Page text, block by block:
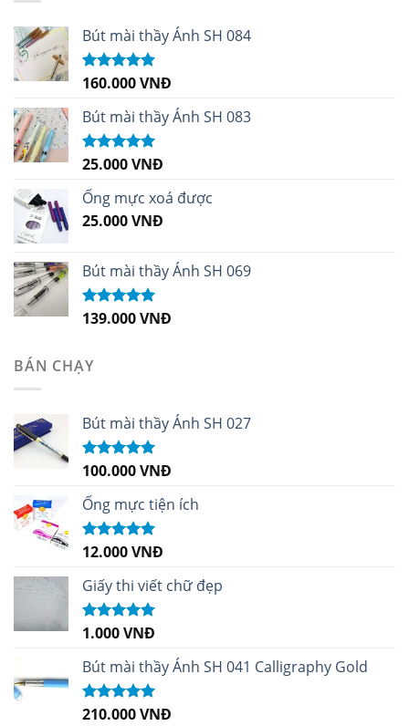
Bút mài thầy Ánh SH 084
Được xếp
sao
160.000VNĐ
Bút mài thầy Ánh SH 083
Được xếp
sao
25.000VNĐ
Ống mực xoá được
25.000VNĐ
Bút mài thầy Ánh SH 069
Được xếp
139.000VNĐ
BÁN CHẠY
Bút mài thầy Ánh SH 027
Được xếp
sao
100.000VNĐ
Ống mực tiện ích
Được xếp
sao
12.000VNĐ
Giấy thi viết chữ đẹp
Được xếp
sao
1.000VNĐ
Bút mài thầy Ánh SH 041 Calligraphy Gold
Được xếp
210.000VNĐ